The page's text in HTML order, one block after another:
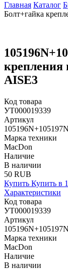
Главная Каталог
Болт+гайка
крепления
AISE3
Код товара
УТ000019339
Артикул
105196N+105197N
Марка техники
MacDon
Наличие
В наличии
50 RUB
Купить Купить в
Характеристики
Код товара
УТ000019339
Артикул
105196N+105197N
Марка техники
MacDon
Наличие
В наличии